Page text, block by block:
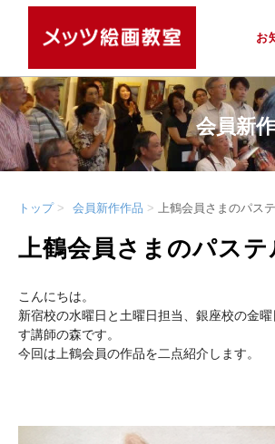
お
会員新
トップ 会員新作作品 上鶴会員さまのパス
上鶴会員さまのパステ
こんにちは。
新宿校の水曜日と土曜日担当、銀座校の金
す講師の森です。
今回は上鶴会員の作品を二点紹介します。